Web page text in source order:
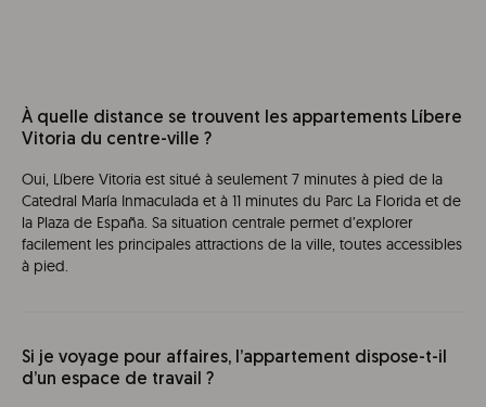
À quelle distance se trouvent les appartements Líbere
Vitoria du centre-ville ?
Oui, Líbere Vitoria est situé à seulement 7 minutes à pied de la
Catedral María Inmaculada et à 11 minutes du Parc La Florida et de
la Plaza de España. Sa situation centrale permet d’explorer
facilement les principales attractions de la ville, toutes accessibles
à pied.
Si je voyage pour affaires, l’appartement dispose-t-il
d’un espace de travail ?